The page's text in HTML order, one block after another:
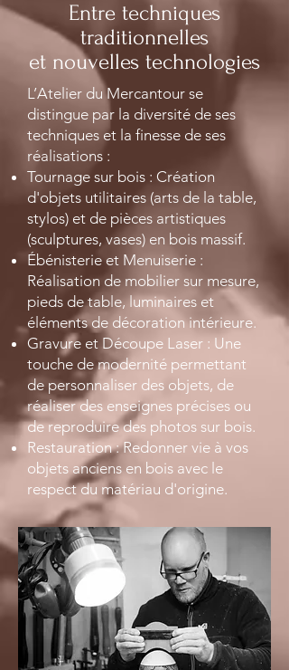
Entre techniques
traditionnelles
et nouvelles technologies
L’Atelier du Mercantour se
distingue par la diversité de ses
techniques et la finesse de ses
réalisations :
Tournage sur bois : Création
d'objets utilitaires (arts de la table,
stylos) et de pièces artistiques
(sculptures, vases) en bois massif.
Ébénisterie et Menuiserie :
Réalisation de mobilier sur mesure,
pieds de table, luminaires et
éléments de décoration intérieure.
Gravure et Découpe Laser : Une
touche de modernité permettant
de personnaliser des objets, de
réaliser des enseignes précises ou
de reproduire des photos sur bois.
Restauration : Redonner vie à vos
objets anciens en bois avec le
respect du matériau d'origine.